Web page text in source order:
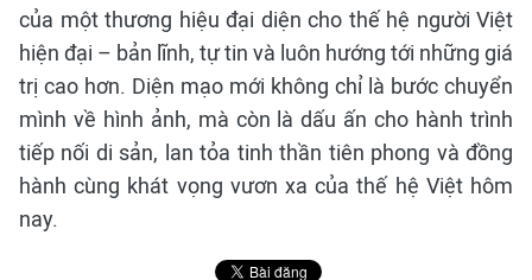
của một thương hiệu đại diện cho thế hệ người Việt
hiện đại – bản lĩnh, tự tin và luôn hướng tới những giá
trị cao hơn. Diện mạo mới không chỉ là bước chuyển
mình về hình ảnh, mà còn là dấu ấn cho hành trình
tiếp nối di sản, lan tỏa tinh thần tiên phong và đồng
hành cùng khát vọng vươn xa của thế hệ Việt hôm
nay.